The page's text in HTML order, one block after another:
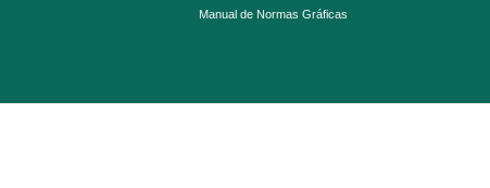
Manual de Normas Gráficas